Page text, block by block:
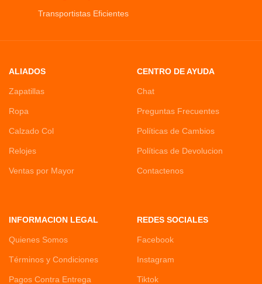
Transportistas Eficientes
ALIADOS
Zapatillas
Ropa
Calzado Col
Relojes
Ventas por Mayor
CENTRO DE AYUDA
Chat
Preguntas Frecuentes
Políticas de Cambios
Políticas de Devolucion
Contactenos
INFORMACION LEGAL
Quienes Somos
Términos y Condiciones
Pagos Contra Entrega
REDES SOCIALES
Facebook
Instagram
Tiktok